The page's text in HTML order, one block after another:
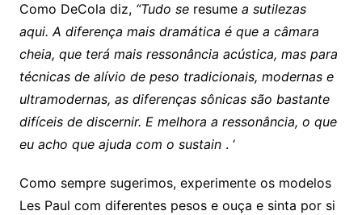
Como DeCola diz, “Tudo seresume a sutilezas
aqui.A diferença mais dramática é que a câmara
cheia, que terá mais ressonância acústica, mas para
técnicas de alívio de peso tradicionais, modernas e
ultramodernas, as diferenças sônicas são bastante
difíceis de discernir. E melhora a ressonância, o que
eu acho que ajuda com o sustain. ‘
Como sempre sugerimos, experimente os modelos
Les Paul com diferentes pesos e ouça e sinta por si